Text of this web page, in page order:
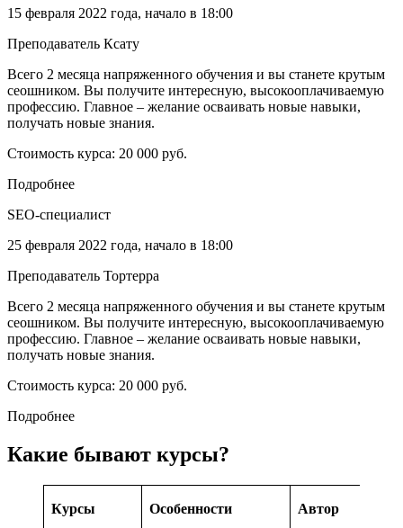
15 февраля 2022 года, начало в 18:00
Преподаватель Ксату
Всего 2 месяца напряженного обучения и вы станете крутым
сеошником. Вы получите интересную, высокооплачиваемую
профессию. Главное – желание осваивать новые навыки,
получать новые знания.
Стоимость курса: 20 000 руб.
Подробнее
SEO-специалист
25 февраля 2022 года, начало в 18:00
Преподаватель Тортерра
Всего 2 месяца напряженного обучения и вы станете крутым
сеошником. Вы получите интересную, высокооплачиваемую
профессию. Главное – желание осваивать новые навыки,
получать новые знания.
Стоимость курса: 20 000 руб.
Подробнее
Какие бывают курсы?
Курсы Особенности Автор